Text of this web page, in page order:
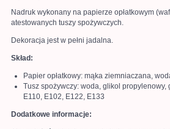
Nadruk wykonany na papierze opłatkowym
atestowanych tuszy spożywczych.
Dekoracja jest w pełni jadalna.
Skład:
Papier opłatkowy: mąka ziemniaczana,
Tusz spożywczy: woda, glikol propylenowy,
E110, E102, E122, E133
Dodatkowe informacje: